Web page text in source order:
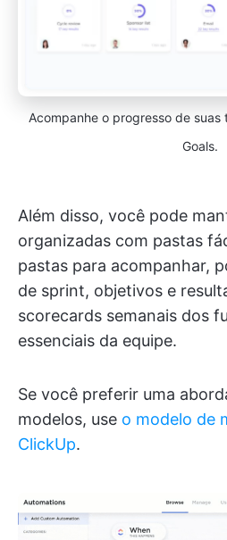
Acompanhe o progresso de suas
Goals.
Além disso, você pode
organizadas com pastas
pastas para acompanhar,
de sprint, objetivos e
scorecards semanais dos
essenciais da equipe.
Se você preferir uma
modelos, use o modelo de
ClickUp.